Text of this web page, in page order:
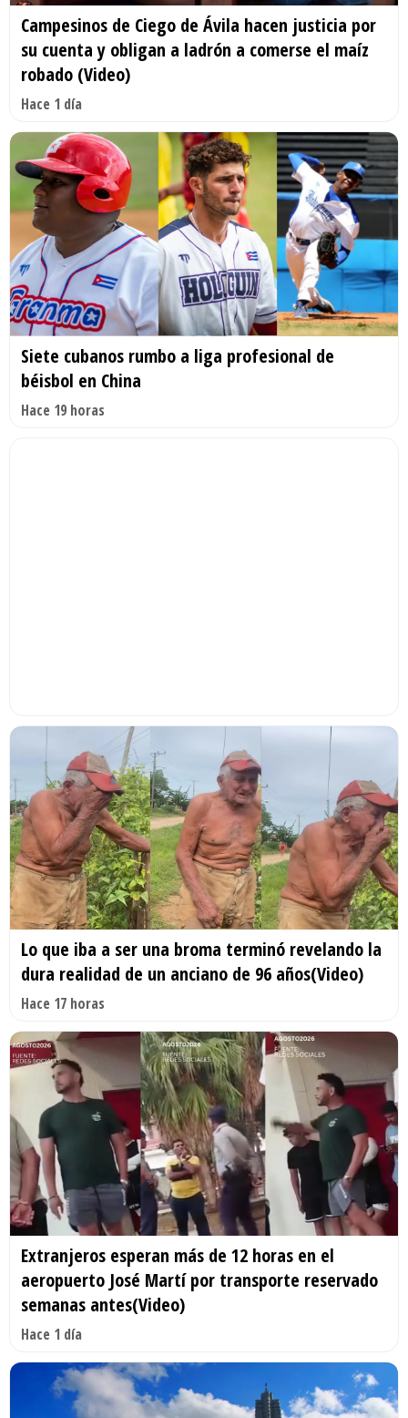
Campesinos de Ciego de Ávila hacen justicia por
su cuenta y obligan a ladrón a comerse el maíz
robado (Video)
Hace 1 día
Siete cubanos rumbo a liga profesional de
béisbol en China
Hace 19 horas
Lo que iba a ser una broma terminó revelando la
dura realidad de un anciano de 96 años(Video)
Hace 17 horas
Extranjeros esperan más de 12 horas en el
aeropuerto José Martí por transporte reservado
semanas antes(Video)
Hace 1 día